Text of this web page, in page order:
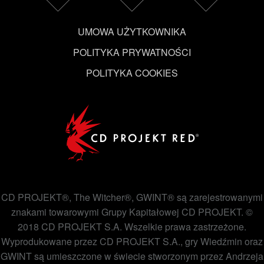
UMOWA UŻYTKOWNIKA
POLITYKA PRYWATNOŚCI
POLITYKA COOKIES
CD PROJEKT®, The Witcher®, GWINT® są zarejestrowanymi
znakami towarowymi Grupy Kapitałowej CD PROJEKT. ©
2018 CD PROJEKT S.A. Wszelkie prawa zastrzeżone.
Wyprodukowane przez CD PROJEKT S.A., gry Wiedźmin oraz
GWINT są umieszczone w świecie stworzonym przez Andrzeja